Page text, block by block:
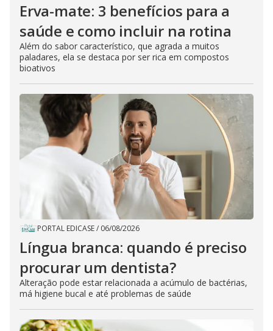
Erva-mate: 3 benefícios para a
saúde e como incluir na rotina
Além do sabor característico, que agrada a muitos
paladares, ela se destaca por ser rica em compostos
bioativos
PORTAL EDICASE/ 06/08/2026
Língua branca: quando é preciso
procurar um dentista?
Alteração pode estar relacionada a acúmulo de bactérias,
má higiene bucal e até problemas de saúde